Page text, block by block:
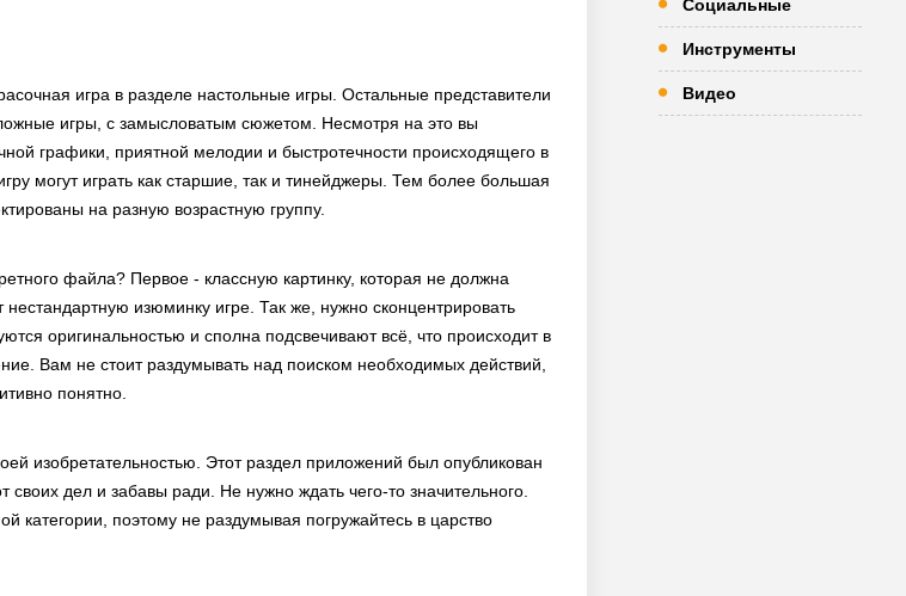
игра в разделе настольные игры. Остальные представители
игры, с замысловатым сюжетом. Несмотря на это вы
графики, приятной мелодии и быстротечности происходящего в
могут играть как старшие, так и тинейджеры. Тем более большая
на разную возрастную группу.
файла? Первое - классную картинку, которая не должна
нестандартную изюминку игре. Так же, нужно сконцентрировать
оригинальностью и сполна подсвечивают всё, что происходит в
Вам не стоит раздумывать над поиском необходимых действий,
понятно.
изобретательностью. Этот раздел приложений был опубликован
дел и забавы ради. Не нужно ждать чего-то значительного.
категории, поэтому не раздумывая погружайтесь в царство
Социальные
Инструменты
Видео